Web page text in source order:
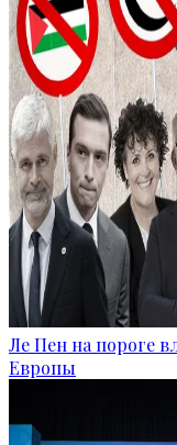
Ле Пен на пороге
Европы